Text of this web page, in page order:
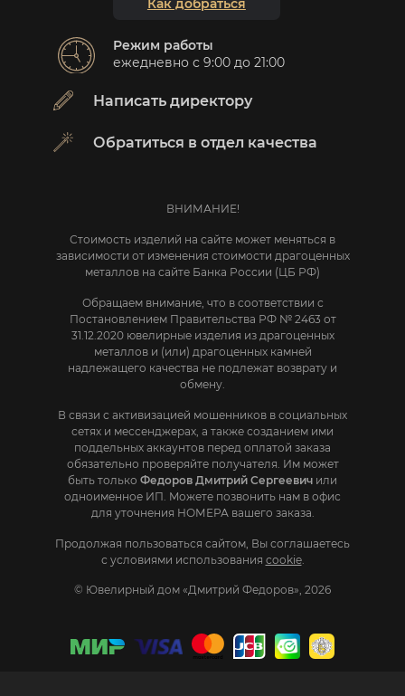
Режим работы
ежедневно с 9:00 до 21:00
Написать директору
Обратиться в отдел качества
ВНИМАНИЕ!
Стоимость изделий на сайте может меняться в
зависимости от изменения стоимости драгоценных
металлов на сайте Банка России (ЦБ РФ)
Обращаем внимание, что в соответствии с
Постановлением Правительства РФ № 2463 от
31.12.2020 ювелирные изделия из драгоценных
металлов и (или) драгоценных камней
надлежащего качества не подлежат возврату и
обмену.
В связи с активизацией мошенников в социальных
сетях и мессенджерах, а также созданием ими
поддельных аккаунтов перед оплатой заказа
обязательно проверяйте получателя. Им может
быть только Федоров Дмитрий Сергеевич или
одноименное ИП. Mожете позвонить нам в офис
для уточнения НОМЕРА вашего заказа.
Продолжая пользоваться сайтом, Вы соглашаетесь
с условиями использования cookie.
© Ювелирный дом «Дмитрий Федоров», 2026